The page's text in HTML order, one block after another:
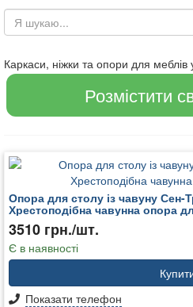
Каркаси, ніжки та опори для меблів
Розмістити
Опора для столу із чавуну Сен-
Хрестоподібна чавунна опора
3510 грн./шт.
Є в наявності
Показати телефон